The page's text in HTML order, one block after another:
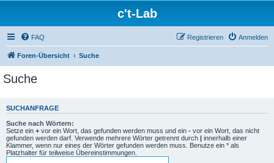
c't-Lab
FAQ Anmelden
Registrieren
Foren-Übersicht Suche
Suche
SUCHANFRAGE
Suche nach Wörtern:
Setze ein + vor ein Wort, das gefunden werden muss und ein - vor ein Wort, das nicht
gefunden werden darf. Verwende mehrere Wörter getrennt durch | innerhalb einer
Klammer, wenn nur eines der Wörter gefunden werden muss. Benutze ein * als
Platzhalter für teilweise Übereinstimmungen.